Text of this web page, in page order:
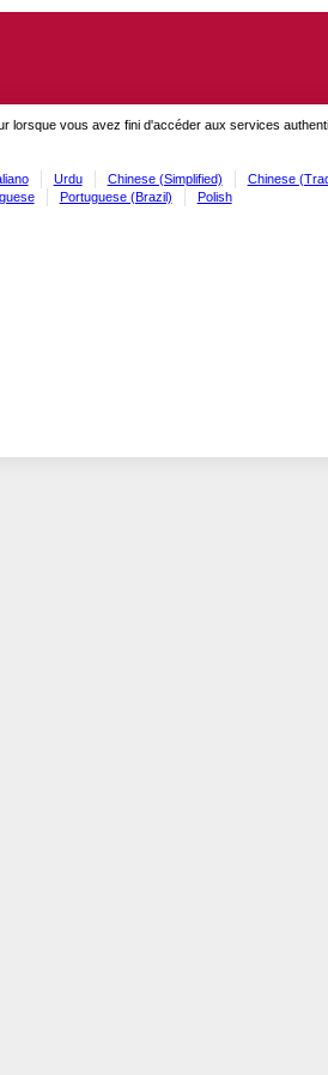
lorsque vous avez fini d'accéder aux services
Urdu Chinese (Simplified) Chinese
Portuguese (Brazil) Polish